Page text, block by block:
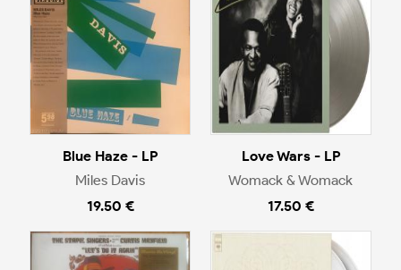
Blue Haze - LP
Miles Davis
19.50 €
Love Wars - LP
Womack & Womack
17.50 €